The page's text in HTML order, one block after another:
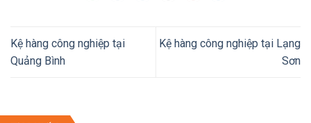
Kệ hàng công nghiệp tại
Quảng Bình
Kệ hàng công nghiệp tại Lạng
Sơn